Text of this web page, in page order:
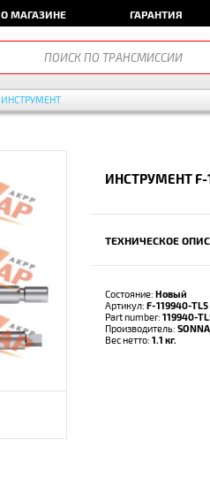
О МАГАЗИНЕ ГАРАНТИЯ
ИНСТРУМЕНТ
ИНСТРУМЕНТ F-
ТЕХНИЧЕСКОЕ
Состояние: Новый
Артикул: F-119940-TL5
Part number: 119940-
Производитель:
Вес нетто: 1.1 кг.